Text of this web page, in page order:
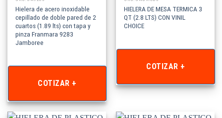
Hielera de acero inoxidable
cepillado de doble pared de 2
cuartos (1.89 lts) con tapa y
pinza Franmara 9283
Jamboree
COTIZAR +
HIELERA DE MESA TERMICA 3
QT (2.8 LTS) CON VINIL
CHOICE
COTIZAR +